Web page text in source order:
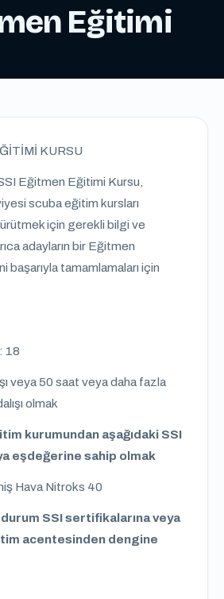
Eğitimi
KURSU
Eğitmen Eğitimi Kursu,
scuba eğitim kursları
için gerekli bilgi ve
adayların bir Eğitmen
başarıyla tamamlamaları için
18
veya 50 saat veya daha fazla
olmak
kurumundan aşağıdaki SSI
eşdeğerine sahip olmak
Hava Nitroks 40
SSI sertifikalarına veya
acentesinden dengine